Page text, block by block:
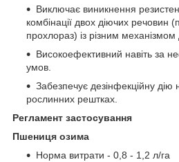
Виключає виникнення
комбінації двох діючих речовин
прохлораз) із різним механізмом
Високоефективний навіть за
умов.
Забезпечує дезінфекційну дію
рослинних рештках.
Регламент застосування
Пшениця озима
Норма витрати - 0,8 - 1,2 л/га